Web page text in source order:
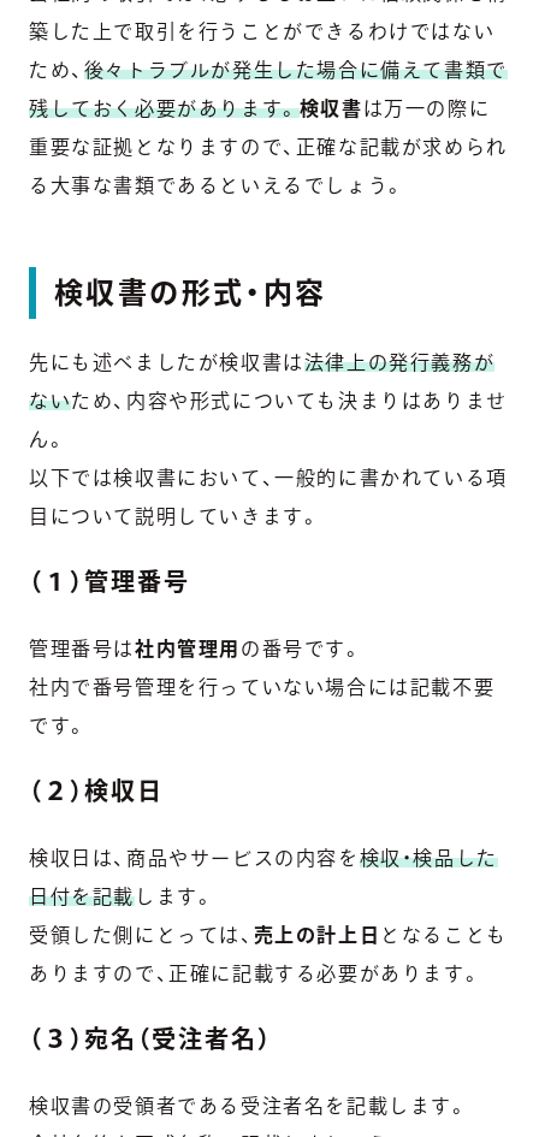
築した上で取引を行うことができるわけではない
ため、 後々トラブルが発生した場合に備えて書類で
残しておく必要があります。検収書は万一の際に
重要な証拠となりますので、正確な記載が求められ
る大事な書類であるといえるでしょう。
検収書の形式・内容
先にも述べましたが検収書は法律上の発行義務が
ないため、内容や形式についても決まりはありませ
ん。
以下では検収書において、一般的に書かれている項
目について説明していきます。
（１）管理番号
管理番号は社内管理用 の番号です。
社内で番号管理を行っていない場合には記載不要
です。
（２）検収日
検収日は、商品やサービスの内容を 検収・検品した
日付を記載 します。
受領した側にとっては、 売上の計上日 となることも
ありますので、正確に記載する必要があります。
（３）宛名（受注者名）
検収書の受領者である受注者名を記載します。